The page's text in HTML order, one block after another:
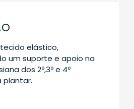
elástico,
um suporte e apoio na
dos 2º,3º e 4º
plantar.